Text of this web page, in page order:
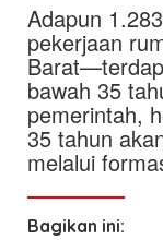
Adapun
pekerjaan
bawah 35
pemerintah,
35 tahun
melalui
Bagikan ini: